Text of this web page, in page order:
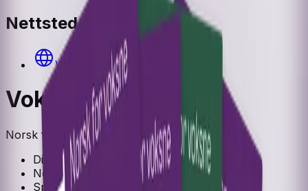
Nettsted
Voks A2 Digital
Voks
Norsk for voksne A1-B2
Digital ressurs
Norsk som andrespråk
Spor 2